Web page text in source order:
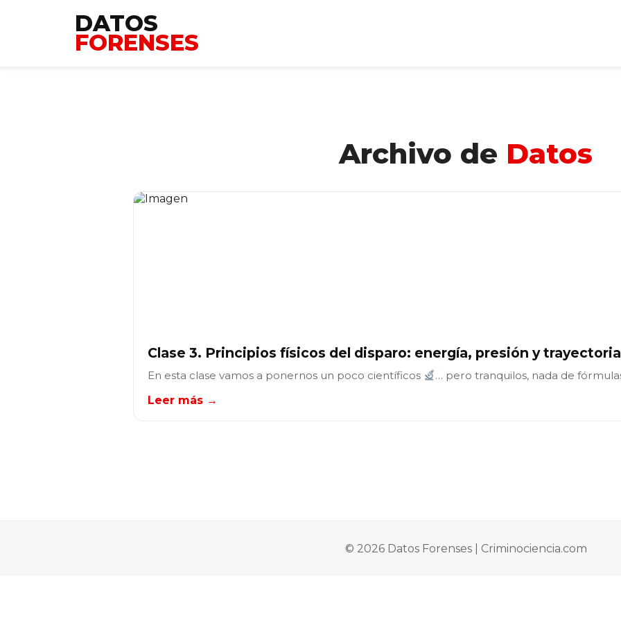
DATOS
FORENSES
Archivo de Datos
Clase 3. Principios físicos del disparo: energía, presión y trayectoria
En esta clase vamos a ponernos un poco científicos
… pero tranquilos, nada de
Leer más →
© 2026 Datos Forenses | Criminociencia.com